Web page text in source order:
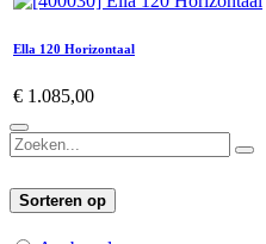
Ella 120 Horizontaal
€ 1.085,00
Sorteren op